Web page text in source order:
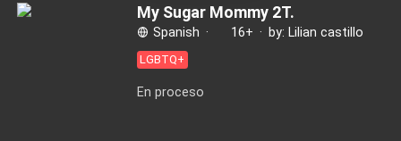
My Sugar Mommy 2T.
Spanish · 16+ · by: Lilian castillo
LGBTQ+
En proceso